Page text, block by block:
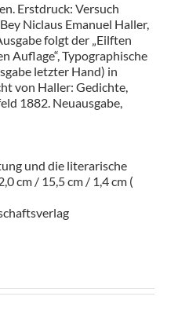
Erstdruck: Versuch
Niclaus Emanuel Haller,
folgt der „Eilften
Auflage“, Typographische
letzter Hand) in
von Haller: Gedichte,
1882. Neuausgabe,
und die literarische
cm / 15,5 cm / 1,4 cm (